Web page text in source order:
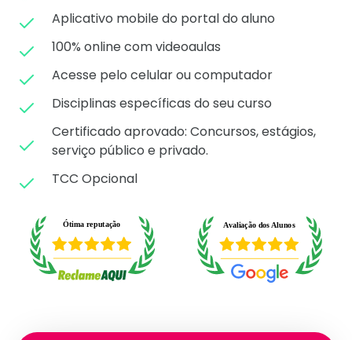
Aplicativo mobile do portal do aluno
100% online com videoaulas
Acesse pelo celular ou computador
Disciplinas específicas do seu curso
Certificado aprovado: Concursos, estágios,
serviço público e privado.
TCC Opcional